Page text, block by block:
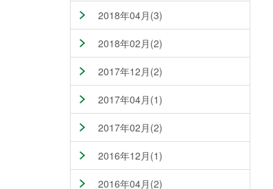
2018年04月(3)
2018年02月(2)
2017年12月(2)
2017年04月(1)
2017年02月(2)
2016年12月(1)
2016年04月(2)